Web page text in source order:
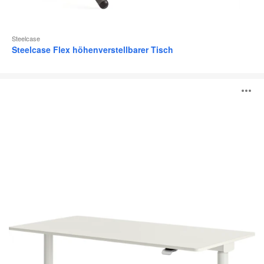
Steelcase
Steelcase Flex höhenverstellbarer Tisch